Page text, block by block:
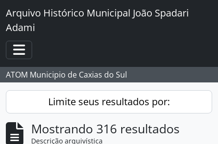
Skip to main content
Arquivo Histórico Municipal João Spadari
Adami
Toggle navigation
ATOM Municipio de Caxias do Sul
Limite seus resultados por:
Mostrando 316 resultados
Descrição arquivística